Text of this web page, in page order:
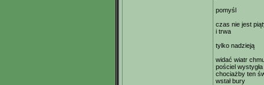
pomyśl
czas nie jest
i trwa
tylko nadzieją
widać wiatr
pościel
chociażby ten
wstał bury